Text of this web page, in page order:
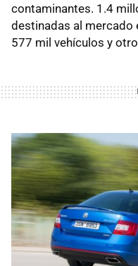
contaminantes. 1.4
destinadas al mercado
577 mil vehículos y